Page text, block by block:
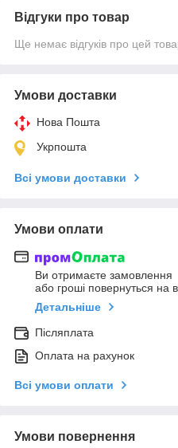
Відгуки про товар
Ще немає відгуків про цей
Умови доставки
Нова Пошта
Укрпошта
Всі умови доставки
Умови оплати
Ви отримаєте замовлення
або гроші повернуться на
Детальніше
Післяплата
Оплата на рахунок
Всі умови оплати
Умови повернення